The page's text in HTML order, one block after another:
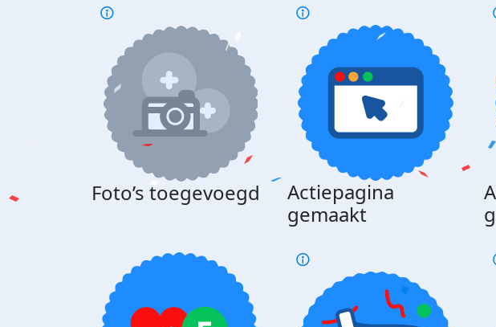
Foto’s toegevoegd
Actiepagina
gemaakt